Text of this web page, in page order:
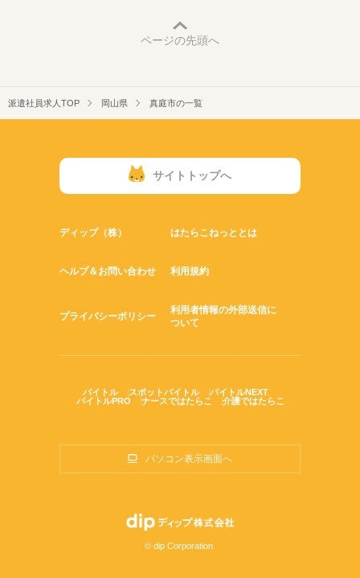
ページの先頭へ
派遣社員求人TOP 岡山県 真庭市の一覧
サイトトップへ
ディップ（株） はたらこねっととは
ヘルプ＆お問い合わせ 利用規約
プライバシーポリシー
利用者情報の外部送信に
ついて
バイトル スポットバイトル
バイトルNEXT
バイトルPRO
ナースではたらこ 介護ではたらこ
パソコン表示画面へ
© dip Corporation.